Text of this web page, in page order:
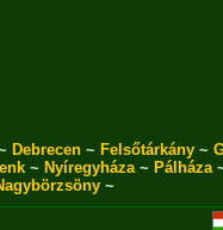
Debrecen ~ Felsőtárkány ~
~ Nyíregyháza~ Pálháza
~